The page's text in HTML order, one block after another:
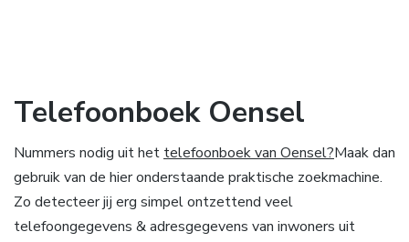
Telefoonboek Oensel
Nummers nodig uit het telefoonboek van Oensel?Maak dan
gebruik van de hier onderstaande praktische zoekmachine.
Zo detecteer jij erg simpel ontzettend veel
telefoongegevens & adresgegevens van inwoners uit